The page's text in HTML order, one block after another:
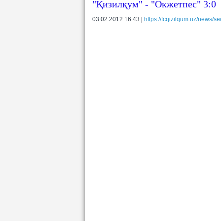
"Қизилқум" - "Окжетпес" 3:0
03.02.2012 16:43 | https://fcqizilqum.uz/news/